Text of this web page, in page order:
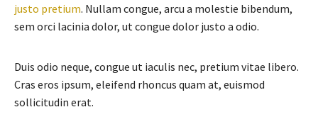
justo pretium. Nullam congue, arcu a molestie bibendum,
sem orci lacinia dolor, ut congue dolor justo a odio.
Duis odio neque, congue ut iaculis nec, pretium vitae libero.
Cras eros ipsum, eleifend rhoncus quam at, euismod
sollicitudin erat.